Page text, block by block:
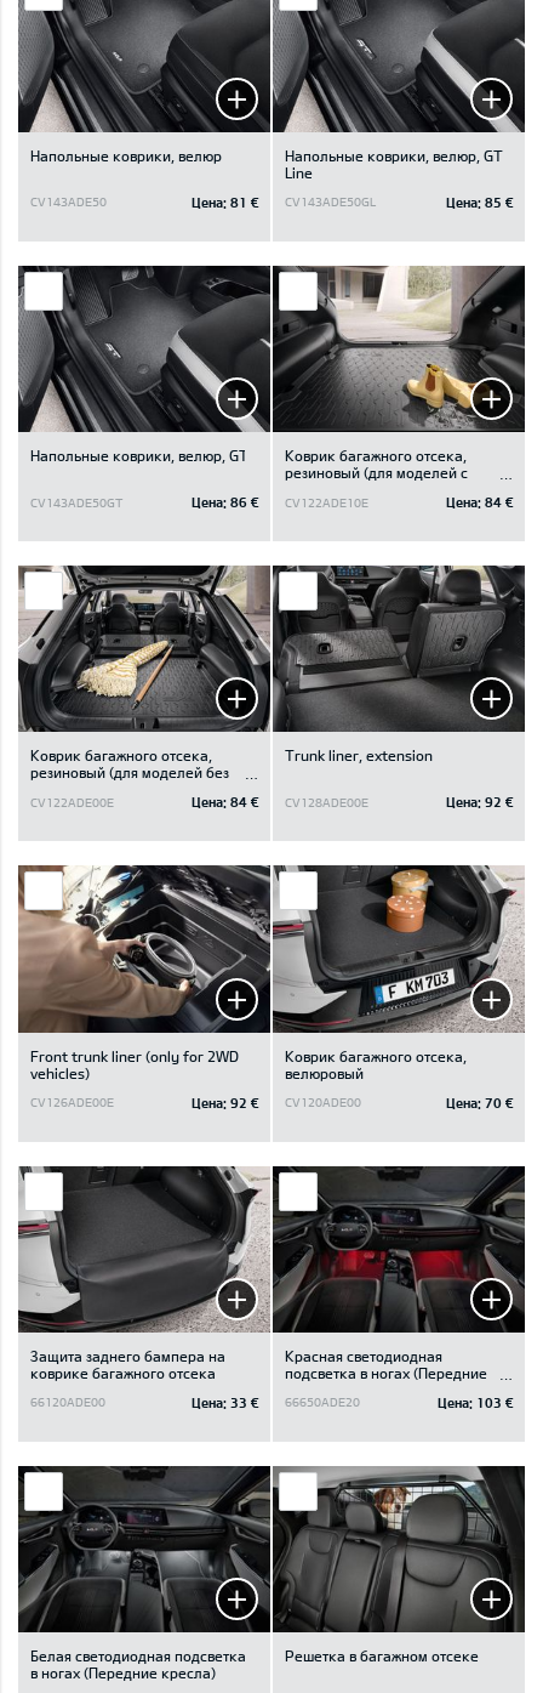
Напольные коврики, велюр
CV143ADE50 Цена: 81 €
Напольные коврики, велюр, GT
Line
CV143ADE50GL Цена: 85 €
Напольные коврики, велюр, GT
CV143ADE50GT Цена: 86 €
Коврик багажного отсека,
резиновый (для моделей с
багажного отсека)
CV122ADE10E Цена: 84 €
Коврик багажного отсека,
резиновый (для моделей без
багажного отсека)
CV122ADE00E Цена: 84 €
Trunk liner, extension
CV128ADE00E Цена: 92 €
Front trunk liner (only for 2WD
vehicles)
CV126ADE00E Цена: 92 €
Коврик багажного отсека,
велюровый
CV120ADE00 Цена: 70 €
Защита заднего бампера на
коврике багажного отсека
66120ADE00 Цена: 33 €
Красная светодиодная
подсветка в ногах (Передние
66650ADE20 Цена: 103 €
Белая светодиодная подсветка
в ногах (Передние кресла)
Решетка в багажном отсеке